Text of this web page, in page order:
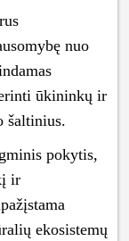
nuo
ūkininkų ir
šaltinius.
pokytis,
ir
ekosistemų